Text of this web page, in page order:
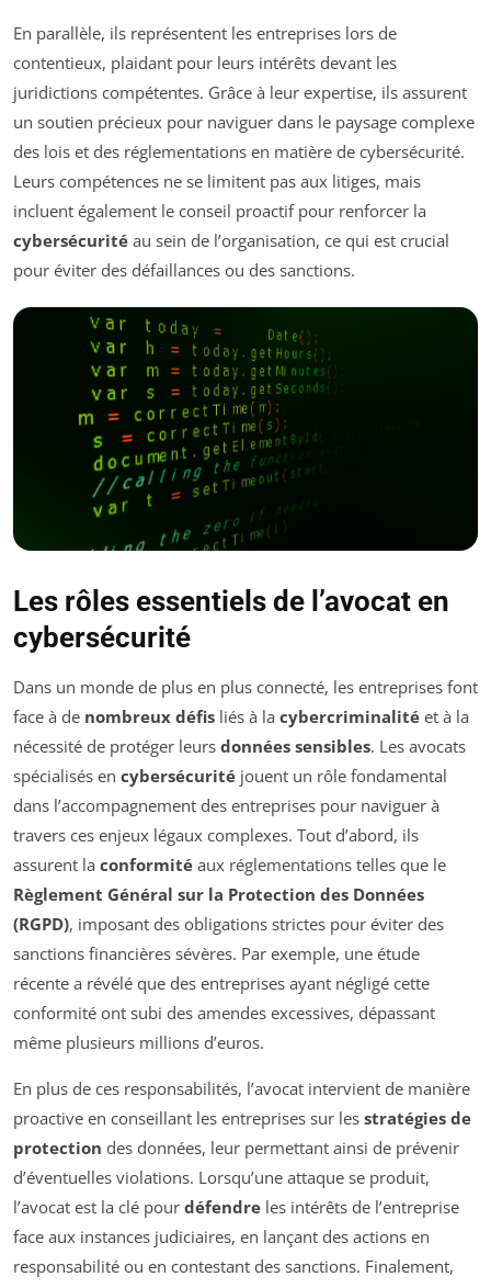
En parallèle, ils représentent les entreprises lors de
contentieux, plaidant pour leurs intérêts devant les
juridictions compétentes. Grâce à leur expertise, ils assurent
un soutien précieux pour naviguer dans le paysage complexe
des lois et des réglementations en matière de cybersécurité.
Leurs compétences ne se limitent pas aux litiges, mais
incluent également le conseil proactif pour renforcer la
cybersécurité au sein de l’organisation, ce qui est crucial
pour éviter des défaillances ou des sanctions.
Les rôles essentiels de l’avocat en
cybersécurité
Dans un monde de plus en plus connecté, les entreprises font
face à de nombreux défis liés à la cybercriminalité et à la
nécessité de protéger leurs données sensibles. Les avocats
spécialisés en cybersécurité jouent un rôle fondamental
dans l’accompagnement des entreprises pour naviguer à
travers ces enjeux légaux complexes. Tout d’abord, ils
assurent la conformité aux réglementations telles que le
Règlement Général sur la Protection des Données
(RGPD), imposant des obligations strictes pour éviter des
sanctions financières sévères. Par exemple, une étude
récente a révélé que des entreprises ayant négligé cette
conformité ont subi des amendes excessives, dépassant
même plusieurs millions d’euros.
En plus de ces responsabilités, l’avocat intervient de manière
proactive en conseillant les entreprises sur les stratégies de
protection des données, leur permettant ainsi de prévenir
d’éventuelles violations. Lorsqu’une attaque se produit,
l’avocat est la clé pour défendre les intérêts de l’entreprise
face aux instances judiciaires, en lançant des actions en
responsabilité ou en contestant des sanctions. Finalement,